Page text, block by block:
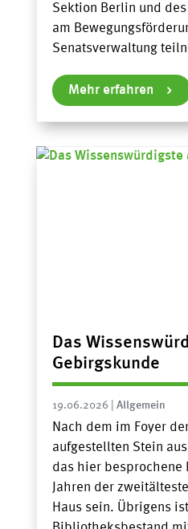
Sektion Berlin und
am
Senatsverwaltung
Mehr erfahren
Das
Gebirgskunde
19.06.2026 Allgemein
Nach dem im Foyer
aufgestellten Stein
das hier besprochene
Jahren der
Haus sein. Übrigens